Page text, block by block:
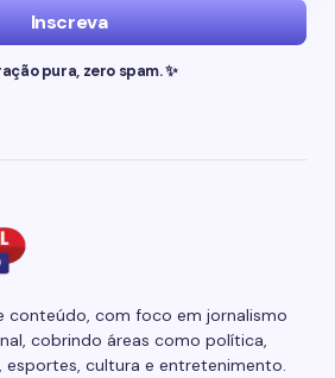
Inscreva
pura, zero spam. ✨
conteúdo, com foco em jornalismo
cobrindo áreas como política,
esportes, cultura e entretenimento.